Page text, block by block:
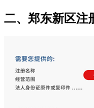
二、郑东新区注